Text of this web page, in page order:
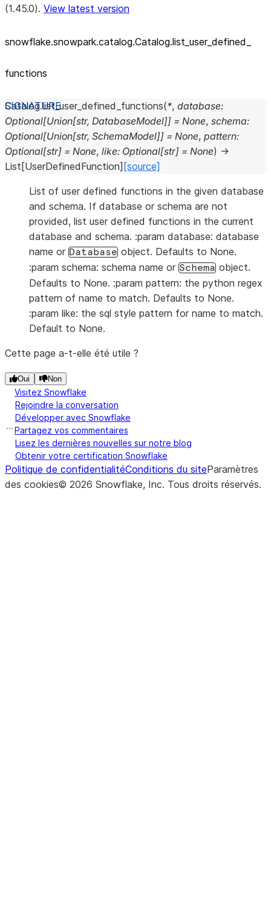
(1.45.0). View latest version
snowflake.snowpark.catalog.Catalog.list_ user_ defined_
functions
Catalog.list_user_defined_functions(*, database:
Optional[Union[str, DatabaseModel]] = None, schema:
Optional[Union[str, SchemaModel]] = None, pattern:
Optional[str] = None, like: Optional[str] = None) →
List [UserDefinedFunction] [source]
List of user defined functions in the given database
and schema. If database or schema are not
provided, list user defined functions in the current
database and schema. :param database: database
name or Database object. Defaults to None.
:param schema: schema name or Schema object.
Defaults to None. :param pattern: the python regex
pattern of name to match. Defaults to None.
:param like: the sql style pattern for name to match.
Default to None.
Cette page a-t-elle été utile ?
Oui Non
Visitez Snowflake
Rejoindre la conversation
Développer avec Snowflake
Partagez vos commentaires
Lisez les dernières nouvelles sur notre blog
Obtenir votre certification Snowflake
Politique de confidentialitéConditions du siteParamètres
des cookies© 2026 Snowflake, Inc. Tous droits réservés.